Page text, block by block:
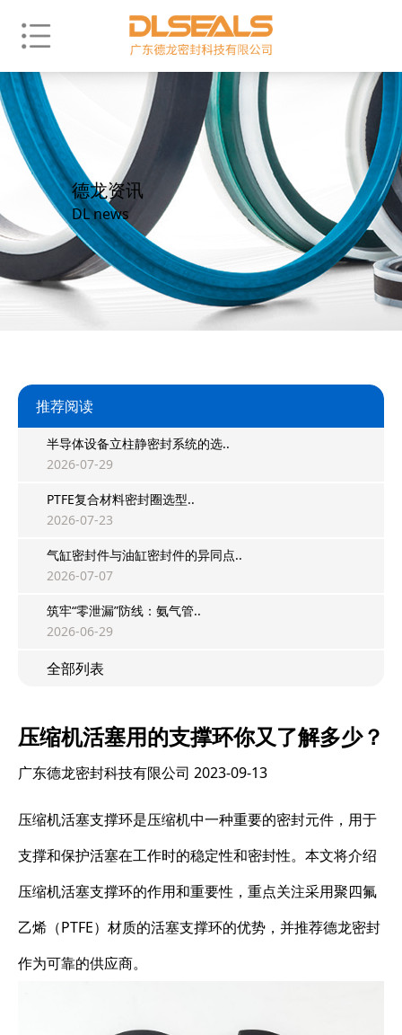
德龙资讯
DL news
推荐阅读
半导体设备立柱静密封系统的选..
2026-07-29
PTFE复合材料密封圈选型..
2026-07-23
气缸密封件与油缸密封件的异同点..
2026-07-07
筑牢“零泄漏”防线：氨气管..
2026-06-29
全部列表
压缩机活塞用的支撑环你又了解多少？
广东德龙密封科技有限公司 2023-09-13
压缩机活塞支撑环是压缩机中一种重要的密封元件，用于
支撑和保护活塞在工作时的稳定性和密封性。本文将介绍
压缩机活塞支撑环的作用和重要性，重点关注采用聚四氟
乙烯（PTFE）材质的活塞支撑环的优势，并推荐德龙密封
作为可靠的供应商。